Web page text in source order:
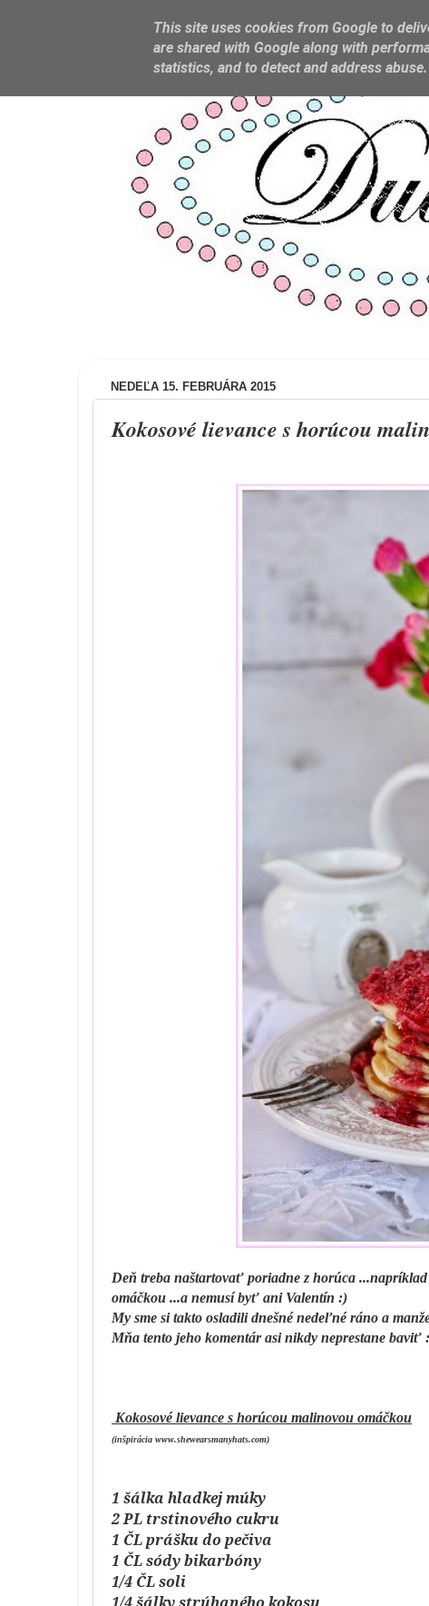
NEDEĽA 15. FEBRUÁRA 2015
Kokosové lievance s horúcou
Deň treba naštartovať poriadne z horúca
omáčkou ...a nemusí byť ani Valentín :)
My sme si takto osladili dnešné nedeľné ráno a
Mňa tento jeho komentár asi nikdy neprestane baviť
Kokosové lievance s horúcou malinovou omáčkou
(inšpirácia www.shewearsmanyhats.com)
1 šálka hladkej múky
2 PL trstinového cukru
1 ČL prášku do pečiva
1 ČL sódy bikarbóny
1/4 ČL soli
This site uses cookies from Google to
are shared with Google along with
statistics, and to detect and address abuse.